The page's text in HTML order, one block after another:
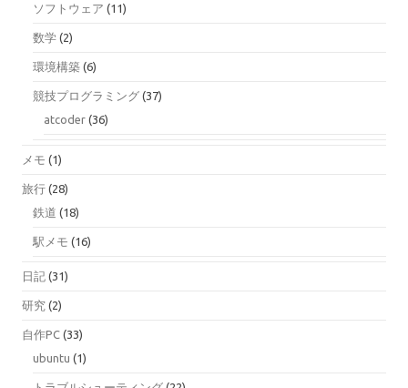
ソフトウェア (11)
数学 (2)
環境構築 (6)
競技プログラミング (37)
atcoder (36)
メモ (1)
旅行 (28)
鉄道 (18)
駅メモ (16)
日記 (31)
研究 (2)
自作PC (33)
ubuntu (1)